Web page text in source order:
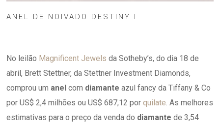
ANEL DE NOIVADO DESTINY I
No leilão Magnificent Jewels da Sotheby’s, do dia 18 de
abril, Brett Stettner, da Stettner Investment Diamonds,
comprou um anel com diamante azul fancy da Tiffany & Co
por US$ 2,4 milhões ou US$ 687,12 porquilate. As melhores
estimativas para o preço da venda do diamante de 3,54